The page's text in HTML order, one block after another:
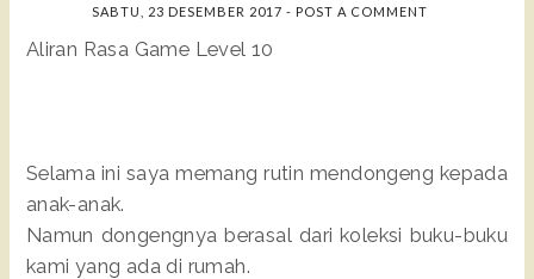
SABTU, 23 DESEMBER 2017- POST A COMMENT
Aliran Rasa Game Level 10
Selama ini saya memang rutin mendongeng kepada
anak-anak.
Namun dongengnya berasal dari koleksi buku-buku
kami yang ada di rumah.